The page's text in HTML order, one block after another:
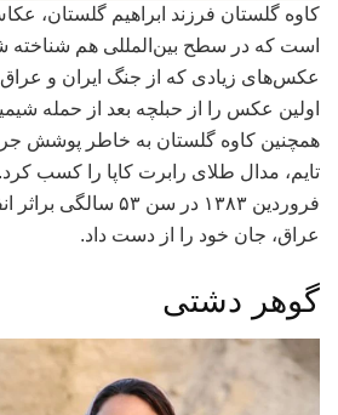
کاوه گلستان فرزند ابراهیم گلستان،
است که در سطح بین‌المللی هم شناخته
عکس‌های زیادی که از جنگ ایران و عراق
اولین عکس را از حبلچه بعد از حمله
همچنین کاوه گلستان به خاطر پوشش
فروردین ۱۳۸۳ در سن
عراق، جان خود را از دست داد.
گوهر دشتی